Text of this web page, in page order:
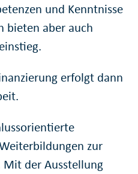
und Kenntnisse
bieten aber auch
erfolgt dann
zur
der Ausstellung